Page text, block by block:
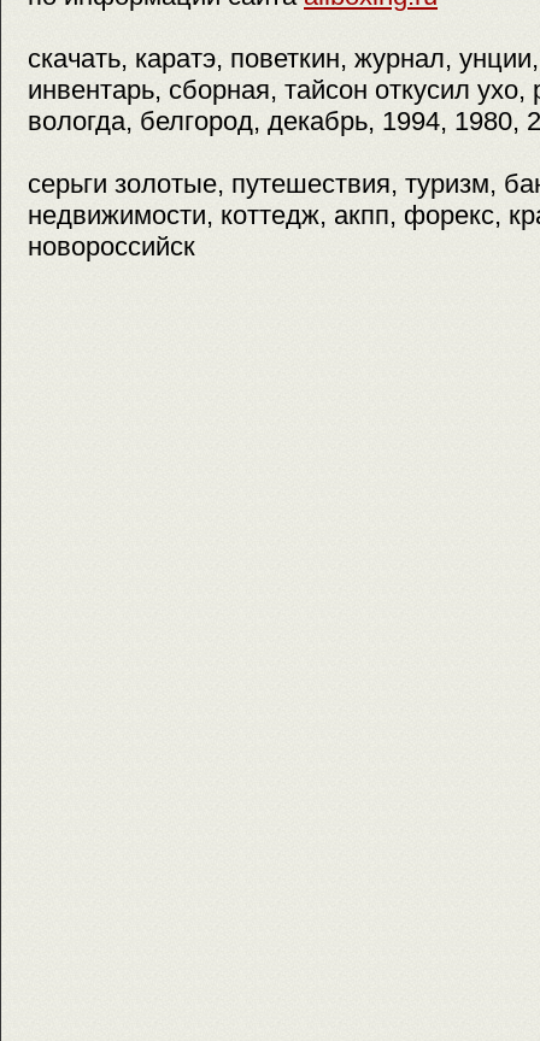
скачать, каратэ, поветкин, журнал,
инвентарь, сборная, тайсон откусил ухо,
вологда, белгород, декабрь, 1994, 1980,
серьги золотые, путешествия, туризм,
недвижимости, коттедж, акпп, форекс,
новороссийск